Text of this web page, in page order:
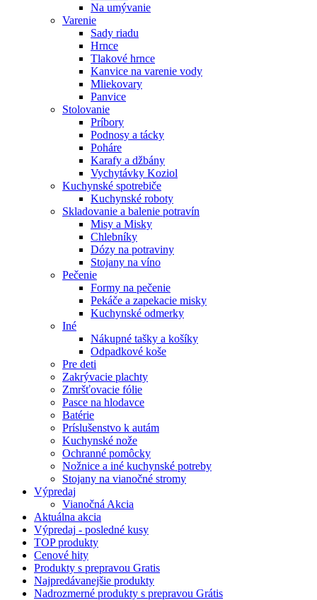
Na umývanie
Varenie
Sady riadu
Hrnce
Tlakové hrnce
Kanvice na varenie vody
Mliekovary
Panvice
Stolovanie
Príbory
Podnosy a tácky
Poháre
Karafy a džbány
Vychytávky Koziol
Kuchynské spotrebiče
Kuchynské roboty
Skladovanie a balenie potravín
Misy a Misky
Chlebníky
Dózy na potraviny
Stojany na víno
Pečenie
Formy na pečenie
Pekáče a zapekacie misky
Kuchynské odmerky
Iné
Nákupné tašky a košíky
Odpadkové koše
Pre deti
Zakrývacie plachty
Zmršťovacie fólie
Pasce na hlodavce
Batérie
Príslušenstvo k autám
Kuchynské nože
Ochranné pomôcky
Nožnice a iné kuchynské potreby
Stojany na vianočné stromy
Výpredaj
Vianočná Akcia
Aktuálna akcia
Výpredaj - posledné kusy
TOPprodukty
Cenové hity
Produkty s prepravou Gratis
Najpredávanejšie produkty
Nadrozmerné produkty s prepravou Grátis